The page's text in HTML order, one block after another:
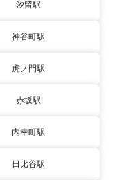
汐留駅
神谷町駅
虎ノ門駅
赤坂駅
内幸町駅
日比谷駅